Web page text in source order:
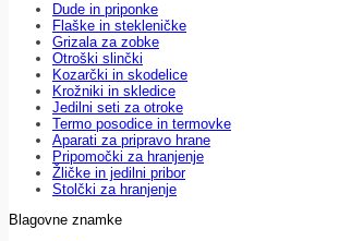
Dude in priponke
Flaške in stekleničke
Grizala za zobke
Otroški slinčki
Kozarčki in skodelice
Krožniki in skledice
Jedilni seti za otroke
Termo posodice in termovke
Aparati za pripravo hrane
Pripomočki za hranjenje
Žličke in jedilni pribor
Stolčki za hranjenje
Blagovne znamke